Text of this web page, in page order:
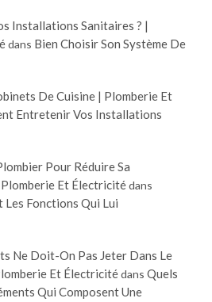
Installations Sanitaires ? |
dans Bien Choisir Son Système De
De Cuisine | Plomberie Et
Entretenir Vos Installations
Pour Réduire Sa
Et Électricitédans
Les Fonctions Qui Lui
Ne Doit-On Pas Jeter Dans Le
Et Électricitédans Quels
Qui Composent Une